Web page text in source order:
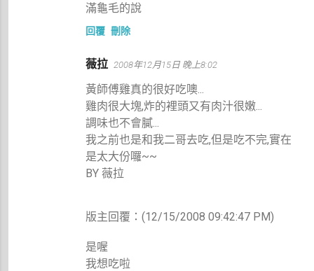
滿龜毛的說
回覆 刪除
薇拉 2008年12月15日 晚上8:02
黃師傅雞真的很好吃噢...
雞肉很大塊,炸的裡頭又有肉汁很嫩...
調味也不會膩...
我之前也是和我二哥去吃,但是吃不完,實在
是太大份囉~~
BY 薇拉
版主回覆：(12/15/2008 09:42:47 PM)
是喔
我想吃啦